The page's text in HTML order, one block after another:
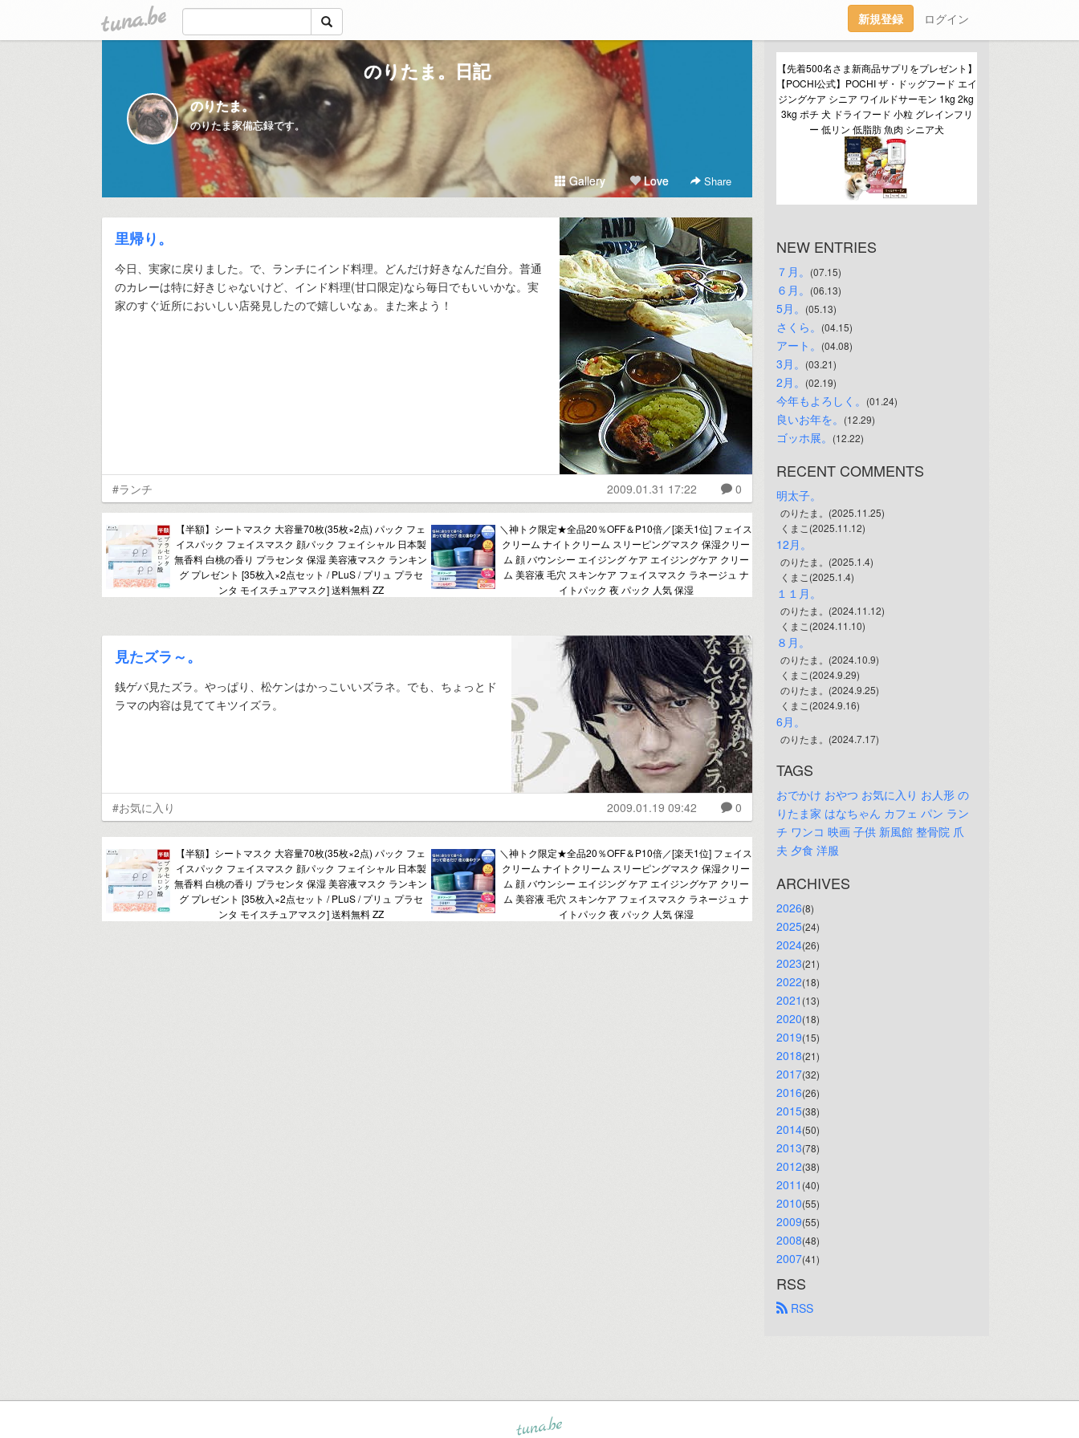
tuna.be 新規登録 ログイン
のりたま。日記
のりたま。
のりたま家備忘録です。
Gallery Love Share
里帰り。
今日、実家に戻りました。で、ランチにインド料理。どんだけ好きなんだ自分。普通
のカレーは特に好きじゃないけど、インド料理(甘口限定)なら毎日でもいいかな。実
家のすぐ近所においしい店発見したので嬉しいなぁ。また来よう！
#ランチ 2009.01.31 17:22 0
【半額】シートマスク 大容量70枚(35枚×2点) パック フェ
イスパック フェイスマスク 顔パック フェイシャル 日本製
無香料 白桃の香り プラセンタ 保湿 美容液マスク ランキン
グ プレゼント [35枚入×2点セット / PLuS / プリュ プラセ
ンタ モイスチュアマスク] 送料無料 ZZ
＼神トク限定★全品20％OFF＆P10倍／[楽天1位] フェイス
クリーム ナイトクリーム スリーピングマスク 保湿クリー
ム 顔 バウンシー エイジング ケア エイジングケア クリー
ム 美容液 毛穴 スキンケア フェイスマスク ラネージュ ナ
イトパック 夜 パック 人気 保湿
見たズラ～。
銭ゲバ見たズラ。やっぱり、松ケンはかっこいいズラネ。でも、ちょっとド
ラマの内容は見ててキツイズラ。
#お気に入り 2009.01.19 09:42 0
【半額】シートマスク 大容量70枚(35枚×2点) パック フェ
イスパック フェイスマスク 顔パック フェイシャル 日本製
無香料 白桃の香り プラセンタ 保湿 美容液マスク ランキン
グ プレゼント [35枚入×2点セット / PLuS / プリュ プラセ
ンタ モイスチュアマスク] 送料無料 ZZ
＼神トク限定★全品20％OFF＆P10倍／[楽天1位] フェイス
クリーム ナイトクリーム スリーピングマスク 保湿クリー
ム 顔 バウンシー エイジング ケア エイジングケア クリー
ム 美容液 毛穴 スキンケア フェイスマスク ラネージュ ナ
イトパック 夜 パック 人気 保湿
【先着500名さま新商品サプリをプレゼント】
【POCHI公式】POCHI ザ・ドッグフード エイ
ジングケア シニア ワイルドサーモン 1kg 2kg
3kg ポチ 犬 ドライフード 小粒 グレインフリ
ー 低リン 低脂肪 魚肉 シニア犬
NEW ENTRIES
７月。 (07.15)
６月。 (06.13)
5月。 (05.13)
さくら。 (04.15)
アート。 (04.08)
3月。 (03.21)
2月。 (02.19)
今年もよろしく。 (01.24)
良いお年を。 (12.29)
ゴッホ展。 (12.22)
RECENT COMMENTS
明太子。
のりたま。(2025.11.25)
くまこ(2025.11.12)
12月。
のりたま。(2025.1.4)
くまこ(2025.1.4)
１１月。
のりたま。(2024.11.12)
くまこ(2024.11.10)
８月。
のりたま。(2024.10.9)
くまこ(2024.9.29)
のりたま。(2024.9.25)
くまこ(2024.9.16)
6月。
のりたま。(2024.7.17)
TAGS
おでかけ おやつ お気に入り お人形 の
りたま家 はなちゃん カフェ パン ラン
チ ワンコ 映画 子供 新風館 整骨院 爪
夫 夕食 洋服
ARCHIVES
2026(8)
2025(24)
2024(26)
2023(21)
2022(18)
2021 (13)
2020(18)
2019(15)
2018(21)
2017(32)
2016(26)
2015(38)
2014(50)
2013(78)
2012(38)
2011 (40)
2010(55)
2009(55)
2008(48)
2007(41)
RSS
RSS
tuna.be